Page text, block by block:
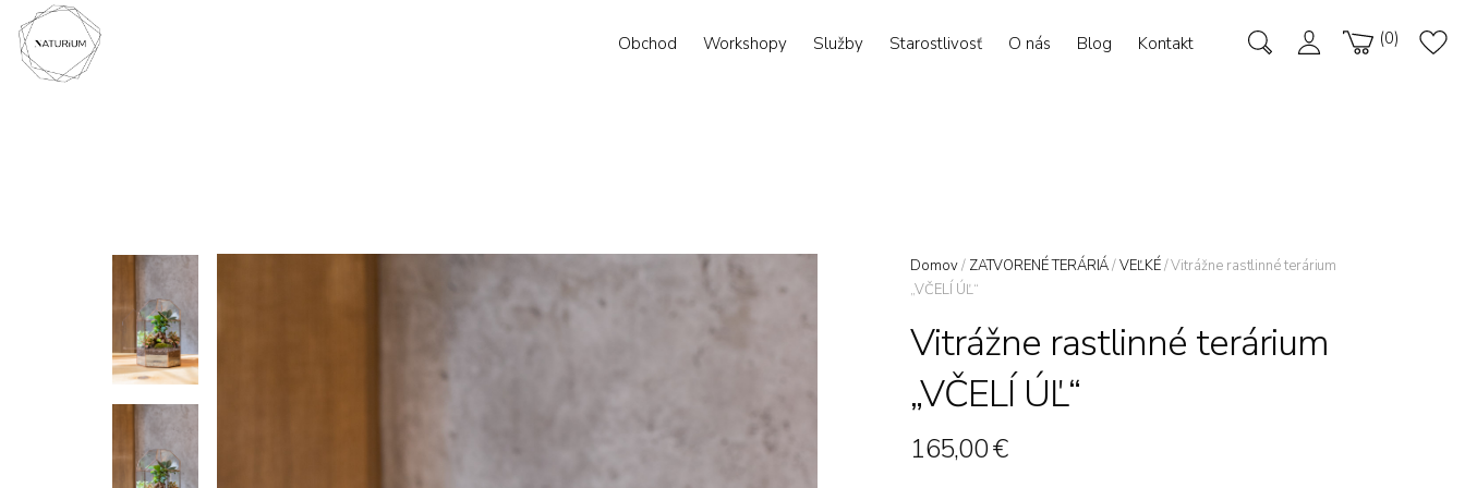
Obchod Workshopy Služby Starostlivosť O nás Blog Kontakt 0
Domov/ ZATVORENÉ TERÁRIÁ/VEĽKÉ/ Vitrážne rastlinné terárium
„VČELÍ ÚĽ“
Vitrážne rastlinné terárium
„VČELÍ ÚĽ“
165,00€